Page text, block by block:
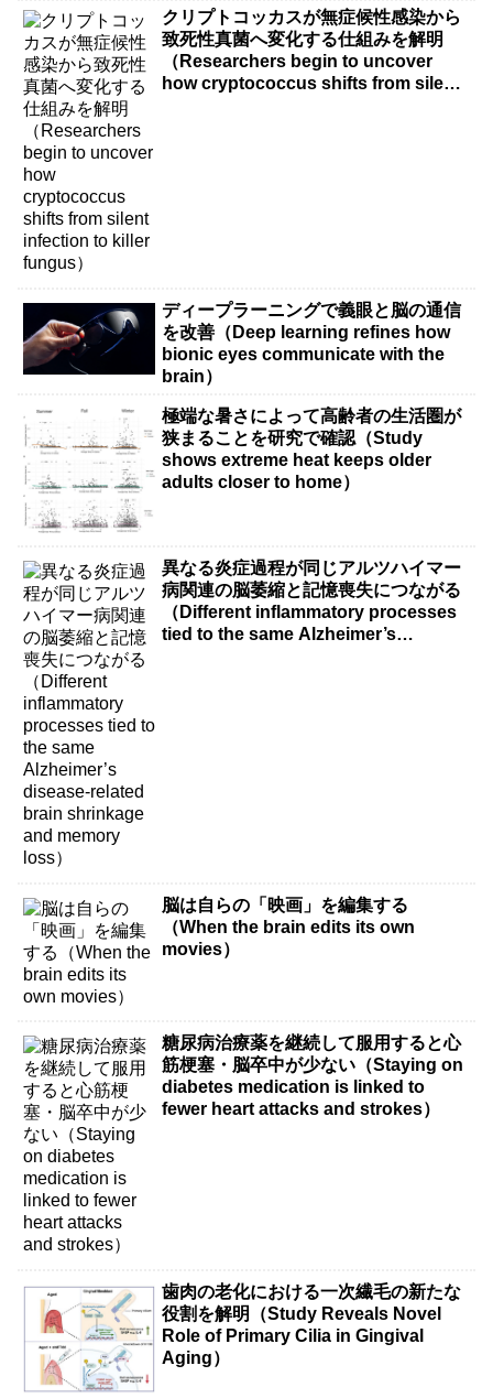
クリプトコッカスが無症候性感染から
致死性真菌へ変化する仕組みを解明
（Researchers begin to uncover
how cryptococcus shifts from silent
ディープラーニングで義眼と脳の通信
を改善（Deep learning refines how
bionic eyes communicate with the
brain）
極端な暑さによって高齢者の生活圏が
狭まることを研究で確認（Study
shows extreme heat keeps older
adults closer to home）
異なる炎症過程が同じアルツハイマー
病関連の脳萎縮と記憶喪失につながる
（Different inflammatory processes
tied to the same Alzheimer’s
脳は自らの「映画」を編集する
（When the brain edits its own
movies）
糖尿病治療薬を継続して服用すると心
筋梗塞・脳卒中が少ない（Staying on
diabetes medication is linked to
fewer heart attacks and strokes）
歯肉の老化における一次繊毛の新たな
役割を解明（Study Reveals Novel
Role of Primary Cilia in Gingival
Aging）